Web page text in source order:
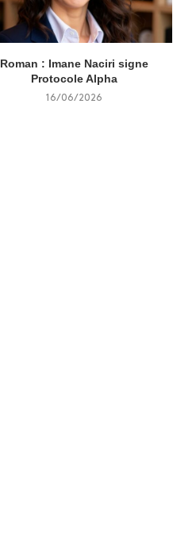
Roman : Imane Naciri signe
Protocole Alpha
16/06/2026